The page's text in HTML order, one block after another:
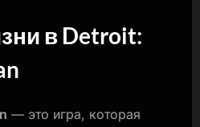
в Detroit:
— это игра, которая